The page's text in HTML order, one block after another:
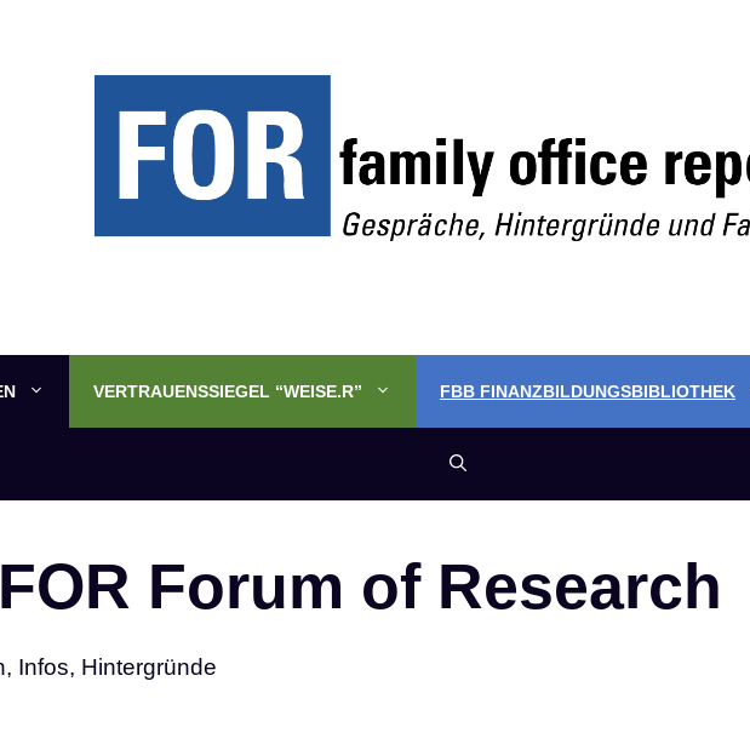
VERTRAUENSSIEGEL “WEISE.R” FBB FINANZBILDUNGSBIBLIOTHEK
Forum of Research
Infos, Hintergründe